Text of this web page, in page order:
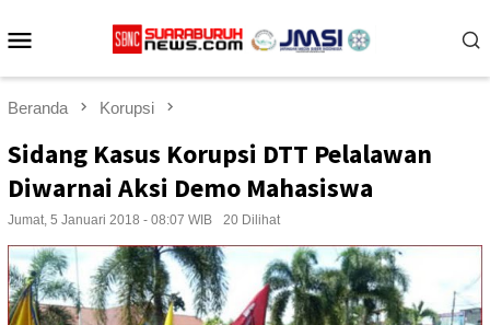
ke
Beranda Korupsi
Sidang Kasus Korupsi DTT Pelalawan
Diwarnai Aksi Demo Mahasiswa
Jumat, 5 Januari 2018 - 08:07 WIB 20 Dilihat